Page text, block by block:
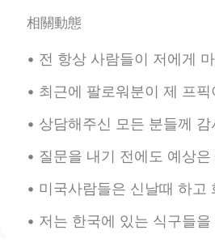
DianeK.
KR
효녀이십니다! 웃음보
相關動態
전 항상 사람들이 저에게 마음을 열때 왜 저를 신뢰하는지 궁금해요 지난 1주일동안 여기서도 저에게 고민이
최근에 팔로워분이 제 프픽이 너무 세보인다고 하셨는데 저도 동의해서 어제 또 빠꿨
상담해주신 모든 분들께 감사드립니다 🙏 사실은 제 고민은 아니었고요 친언니가 요즘 고민하고 있었거든요
질문을 내기 전에도 예상은 했어요 제가 문과라고 생각하는 사람들이 많을 거 같았어요 제 대학 친구들도 제 전공
미국사람들은 신날때 하고 화날때 비슷한 말을 많이 쓰는 거 같다 ㅋㅋㅋㅋ *신날때
저는 한국에 있는 식구들을 자주 못 뵙니다 저희 부모님은 한국인이지만 저는 미국에서 태어나고 자라왔습니다 대